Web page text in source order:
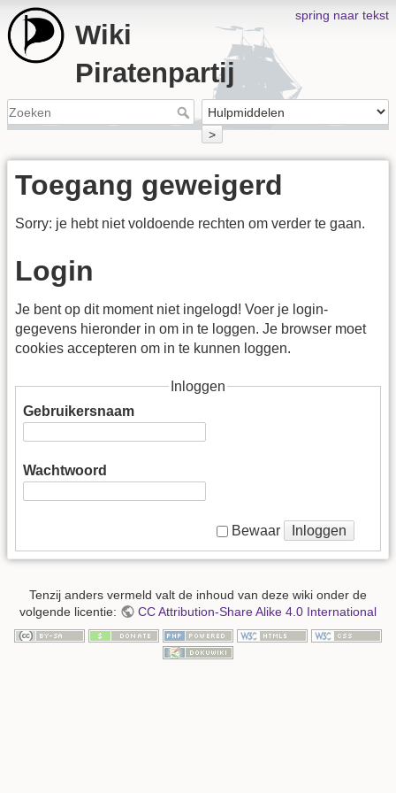
spring naar tekst
Wiki
Piratenpartij
>
Toegang geweigerd
Sorry: je hebt niet voldoende rechten om verder te gaan.
Login
Je bent op dit moment niet ingelogd! Voer je login-
gegevens hieronder in om in te loggen. Je browser moet
cookies accepteren om in te kunnen loggen.
Inloggen
Gebruikersnaam
Wachtwoord
Bewaar Inloggen
Tenzij anders vermeld valt de inhoud van deze wiki onder de
volgende licentie:
CC Attribution-Share Alike 4.0 International